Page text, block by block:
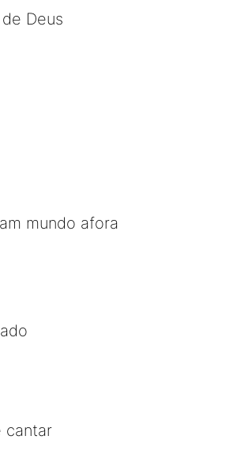
Deus
mundo afora
cantar